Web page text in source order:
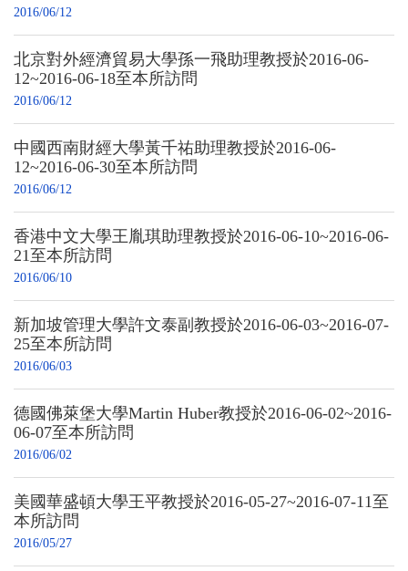
2016/06/12
北京對外經濟貿易大學孫一飛助理教授於2016-06-
12~2016-06-18至本所訪問
2016/06/12
中國西南財經大學黃千祐助理教授於2016-06-
12~2016-06-30至本所訪問
2016/06/12
香港中文大學王胤琪助理教授於2016-06-10~2016-06-
21至本所訪問
2016/06/10
新加坡管理大學許文泰副教授於2016-06-03~2016-07-
25至本所訪問
2016/06/03
德國佛萊堡大學Martin Huber教授於2016-06-02~2016-
06-07至本所訪問
2016/06/02
美國華盛頓大學王平教授於2016-05-27~2016-07-11至
本所訪問
2016/05/27